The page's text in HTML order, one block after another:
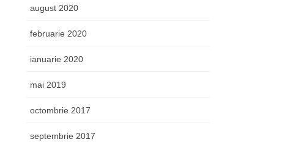
august 2020
februarie 2020
ianuarie 2020
mai 2019
octombrie 2017
septembrie 2017